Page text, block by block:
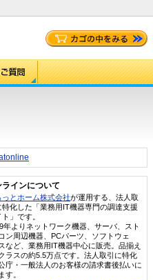
インについて
っとホーム株式会社が運用する、法人取
特化した「業務用IT機器専門の調達支援
」です。
年よりネットワーク機器、サーバ、スト
ン周辺機器、PCパーツ、ソフトウェ
など、業務用IT機器中心に販売。品揃え
ラスの約5.5万点です。法人取引に特化
庁・一般法人のお客様の請求書後払いに
す。